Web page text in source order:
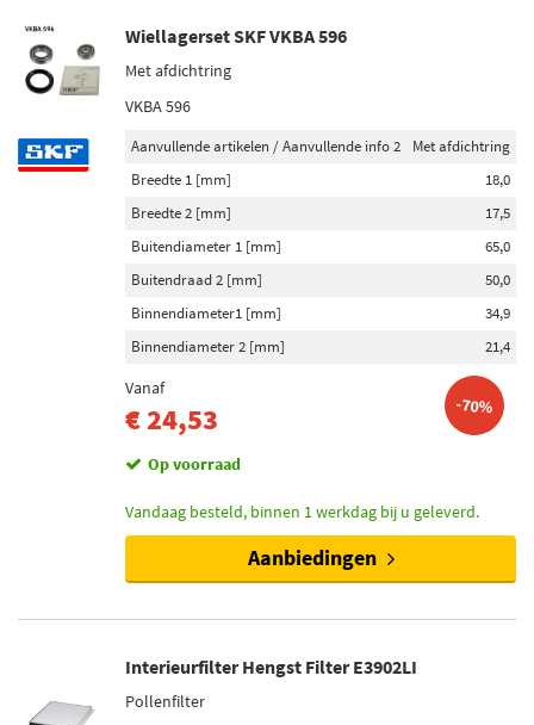
115 (1)
125 (1)
Sokkeluitvoering gloeilamp
W2.1x9.5d (43)
W3x16d (20)
WX3x16d (4)
W2.1x9.5 (4)
Op voorraad (1225)
Niet op voorraad (1052)
Wiellagerset SKF VKBA 596
Met afdichtring
VKBA 596
Aanvullende artikelen / Aanvullende info 2
Met afdichtring
Breedte 1 [mm]
18,0
Breedte 2 [mm]
17,5
Buitendiameter 1 [mm]
65,0
Buitendraad 2 [mm]
50,0
Binnendiameter1 [mm]
34,9
Binnendiameter 2 [mm]
21,4
Vanaf
€ 24,53 -70%
Op voorraad
Vandaag besteld, binnen 1 werkdag bij u geleverd.
Aanbiedingen
Interieurfilter Hengst Filter E3902LI
Pollenfilter